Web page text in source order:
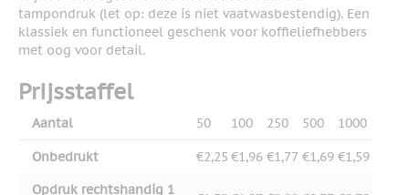
tampondruk (let op: deze is niet vaatwasbestendig). Een
klassiek en functioneel geschenk voor koffieliefhebbers
met oog voor detail.
Prijsstaffel
Aantal 50 100 250 500 1000
Onbedrukt €2,25 €1,96 €1,77 €1,69 €1,59
Opdruk rechtshandig 1